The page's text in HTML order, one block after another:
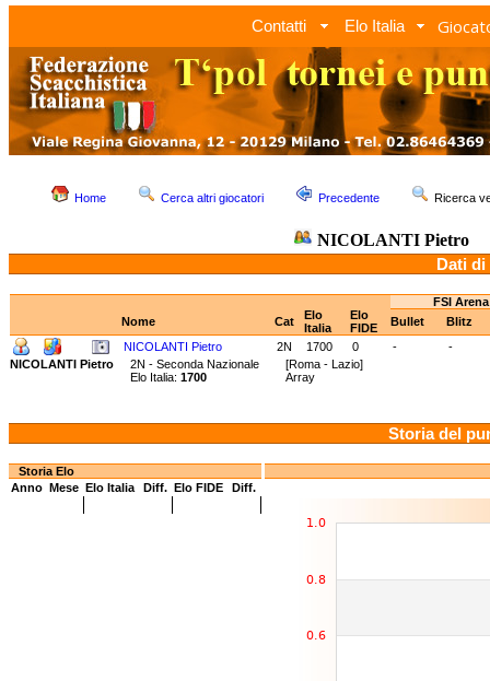
Contatti Elo Italia
Home Cerca altri giocatori Precedente Ricerca
NICOLANTI Pietro
Dati di
FSI
Nome
Cat
Elo
Italia
Elo
FIDE
Bullet
Blitz
NICOLANTI Pietro
2N 1700 0 -
-
NICOLANTI Pietro
2N - Seconda Nazionale [Roma - Lazio]
Elo Italia: 1700 Array
Storia del
Storia Elo
Anno Mese Elo Italia Diff. Elo FIDE Diff.